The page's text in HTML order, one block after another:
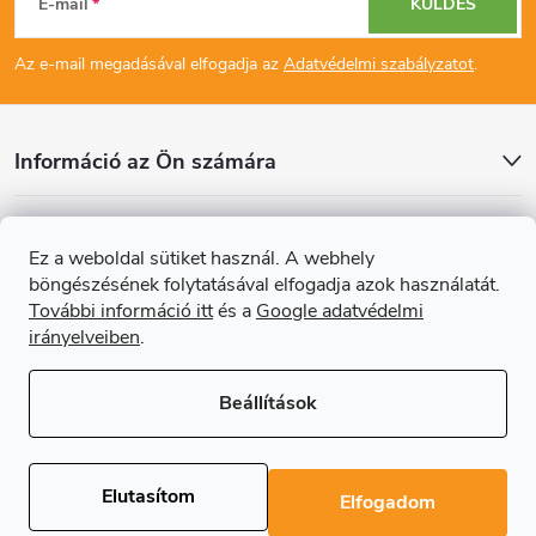
Ez a weboldal sütiket használ. A webhely
böngészésének folytatásával elfogadja azok használatát.
További információ ittés a Google adatvédelmi
irányelveiben.
Beállítások
Elutasítom Elfogadom
á
b
é
Az e-mail megadásával elfogadja az Adatvédelmi szabályzatot.
Információ az Ön számára
Online fizetési lehetőséget biztosítunk
Shoptet Premium készítette
Copyright 2026Regals.hu. Minden jog fenntartva.Süti beállítások
szerkesztése